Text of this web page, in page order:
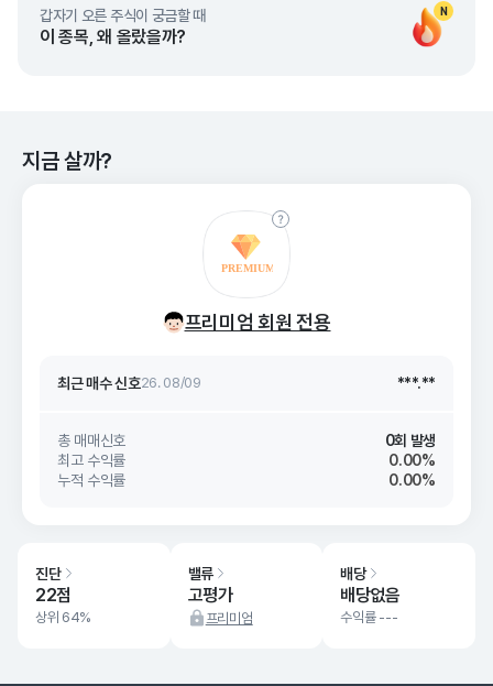
N
갑자기 오른 주식이 궁금할 때
이 종목, 왜 올랐을까?
지금 살까?
프리미엄 회원 전용
최근 매수 신호 상승률
최근 매수 신호26. 08/09 ***.**
총 매매신호
0회 발생
최고 수익률
0.00%
누적 수익률
0.00%
진단
22점
상위 64%
밸류
고평가
프리미엄
배당
배당없음
수익률 ---